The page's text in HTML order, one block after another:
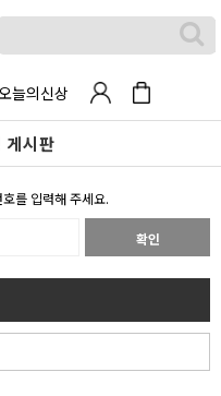
늘의신상
게시판
를 입력해 주세요.
확인